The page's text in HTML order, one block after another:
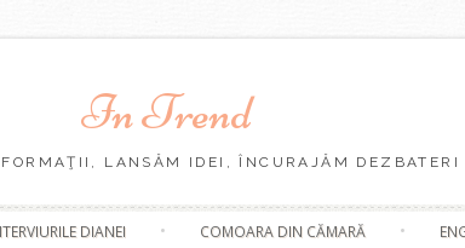
In Trend
LANSĂM IDEI, ÎNCURAJĂM DEZBATERI
Skip
DIANEI COMOARA DIN CĂMARĂ